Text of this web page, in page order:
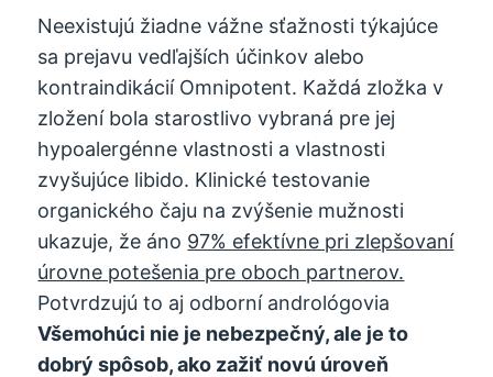
Neexistujú žiadne vážne sťažnosti týkajúce
sa prejavu vedľajších účinkov alebo
kontraindikácií Omnipotent. Každá zložka v
zložení bola starostlivo vybraná pre jej
hypoalergénne vlastnosti a vlastnosti
zvyšujúce libido. Klinické testovanie
organického čaju na zvýšenie mužnosti
ukazuje, že áno 97% efektívne pri zlepšovaní
úrovne potešenia pre oboch partnerov.
Potvrdzujú to aj odborní andrológovia
Všemohúci nie je nebezpečný, ale je to
dobrý spôsob, ako zažiť novú úroveň